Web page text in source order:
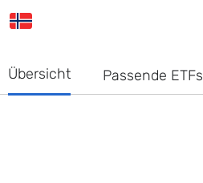
Übersicht Passende ETFs